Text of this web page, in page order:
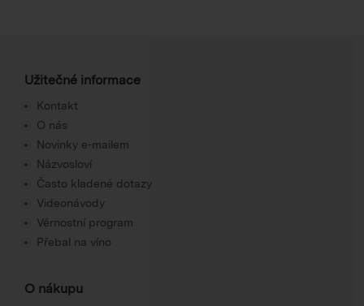
Užitečné informace
Kontakt
O nás
Novinky e-mailem
Názvosloví
Často kladené dotazy
Videonávody
Věrnostní program
Přebal na víno
O nákupu